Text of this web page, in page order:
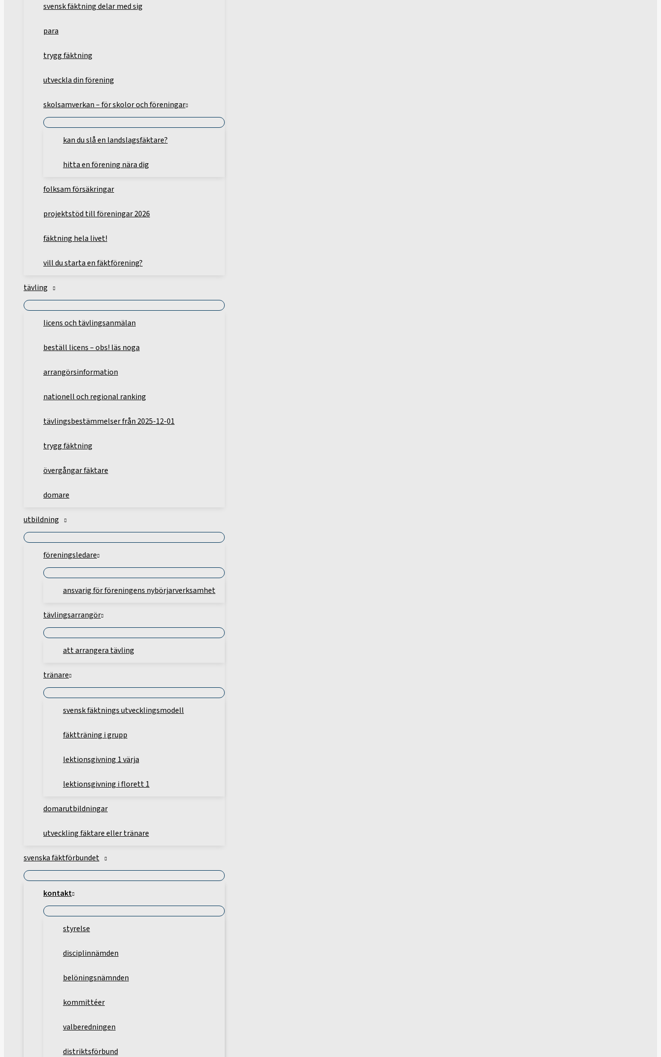
svensk fäktning delar med sig
para
trygg fäktning
utveckla din förening
skolsamverkan – för skolor och föreningar
kan du slå en landslagsfäktare?
hitta en förening nära dig
folksam försäkringar
projektstöd till föreningar 2026
fäktning hela livet!
vill du starta en fäktförening?
tävling
licens och tävlingsanmälan
beställ licens – obs! läs noga
arrangörsinformation
nationell och regional ranking
tävlingsbestämmelser från 2025-12-01
trygg fäktning
övergångar fäktare
domare
utbildning
föreningsledare
ansvarig för föreningens nybörjarverksamhet
tävlingsarrangör
att arrangera tävling
tränare
svensk fäktnings utvecklingsmodell
fäktträning i grupp
lektionsgivning 1 värja
lektionsgivning i florett 1
domarutbildningar
utveckling fäktare eller tränare
svenska fäktförbundet
kontakt
styrelse
disciplinnämden
belöningsnämnden
kommittéer
valberedningen
distriktsförbund